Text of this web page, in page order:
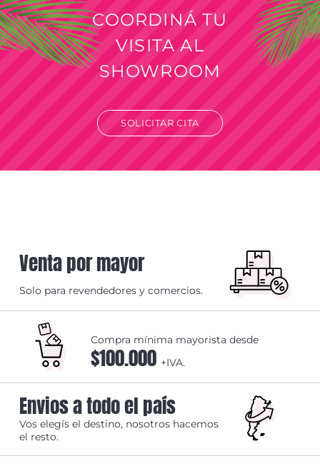
COORDINÁ TU
VISITA AL
SHOWROOM
SOLICITAR CITA
Venta por mayor
Solo para revendedores y comercios.
Compra mínima mayorista desde
$100.000 +IVA.
Envios a todo el país
Vos elegís el destino, nosotros hacemos
el resto.